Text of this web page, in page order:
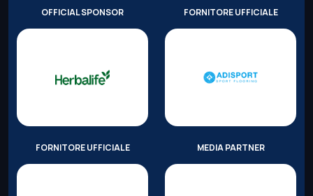
OFFICIAL SPONSOR FORNITORE UFFICIALE
FORNITORE UFFICIALE MEDIA PARTNER